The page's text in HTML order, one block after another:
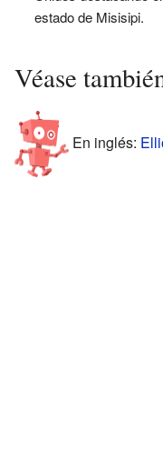
estado de Misisipi.
Véase
En inglés: